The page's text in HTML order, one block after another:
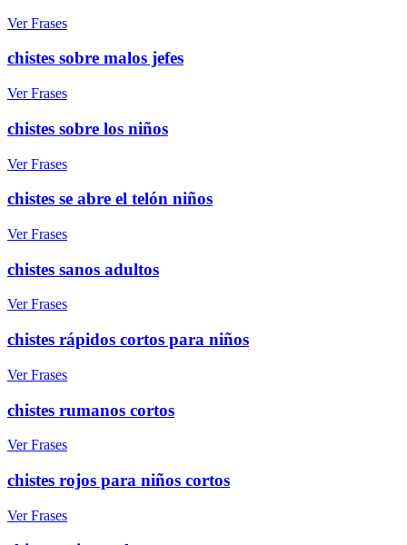
Ver Frases
chistes sobre malos jefes
Ver Frases
chistes sobre los niños
Ver Frases
chistes se abre el telón niños
Ver Frases
chistes sanos adultos
Ver Frases
chistes rápidos cortos para niños
Ver Frases
chistes rumanos cortos
Ver Frases
chistes rojos para niños cortos
Ver Frases